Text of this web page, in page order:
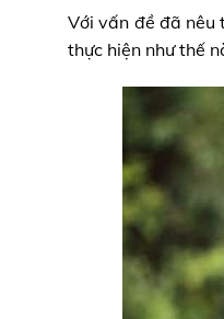
Với vấn đề đã nêu
thực hiện như thế